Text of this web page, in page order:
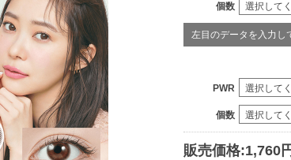
個数
左目のデータを入力し
PWR
個数
販売価格:1,760